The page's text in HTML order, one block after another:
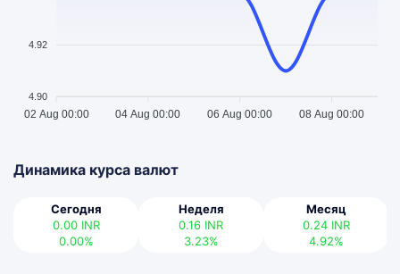
4.92
4.90
02 Aug 00:00 04 Aug 00:00 06 Aug 00:00 08 Aug 00:00
Динамика курса валют
Сегодня
0.00 INR
0.00%
Неделя
0.16 INR
3.23%
Месяц
0.24 INR
4.92%